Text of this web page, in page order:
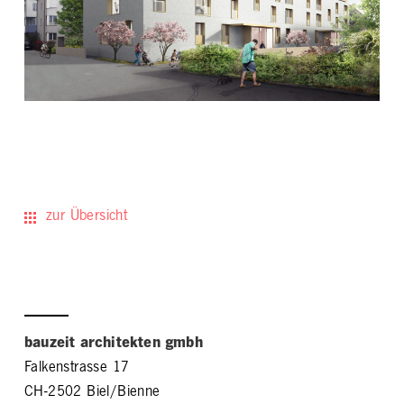
Prona AG, Bauphysik
Gesamtfläche
in Planung
zur Übersicht
bauzeit architekten gmbh
Falkenstrasse 17
CH-2502 Biel/Bienne